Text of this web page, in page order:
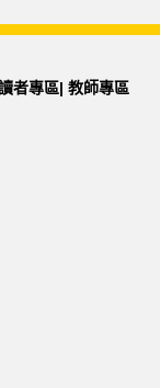
者專區| 教師專區